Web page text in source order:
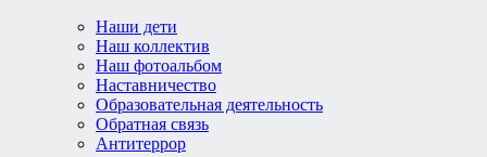
Наши дети
Наш коллектив
Наш фотоальбом
Наставничество
Образовательная деятельность
Обратная связь
Антитеррор